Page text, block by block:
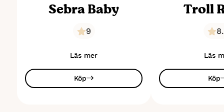
Sebra Baby
9
Läs mer
Köp
Troll
Läs
Köp